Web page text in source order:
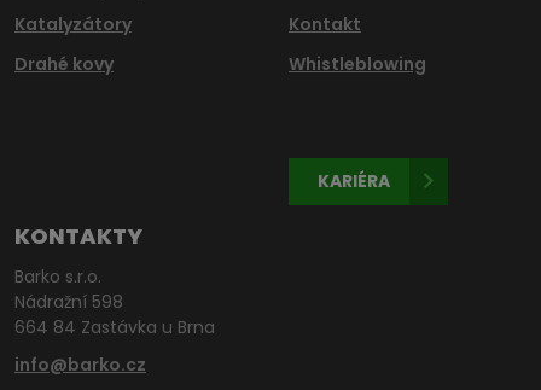
Katalyzátory
Drahé kovy
Kontakt
Whistleblowing
KARIÉRA
KONTAKTY
Barko s.r.o.
Nádražní 598
664 84 Zastávka u Brna
info@barko.cz